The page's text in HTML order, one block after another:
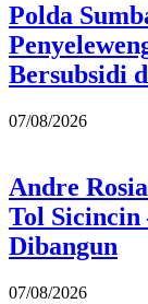
Polda
Bersubsidi
07/08/2026
Andre
Tol
Dibangun
07/08/2026